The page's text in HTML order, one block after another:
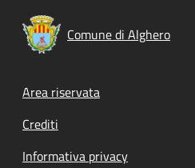
Comune di Alghero
Footer menu
Area riservata
Crediti
Informativa privacy